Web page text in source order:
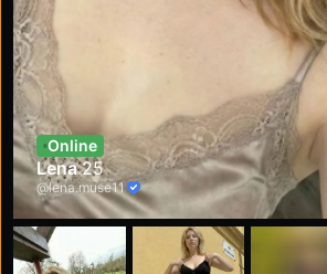
Online
Lena25
@lena.muse11